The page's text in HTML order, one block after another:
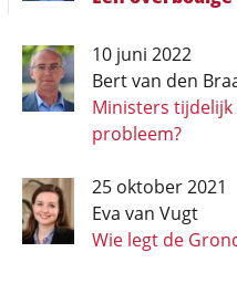
10 juni 2022
Bert van den
Ministers tijdelijk
probleem?
25 oktober 2021
Eva van Vugt
Wie legt de